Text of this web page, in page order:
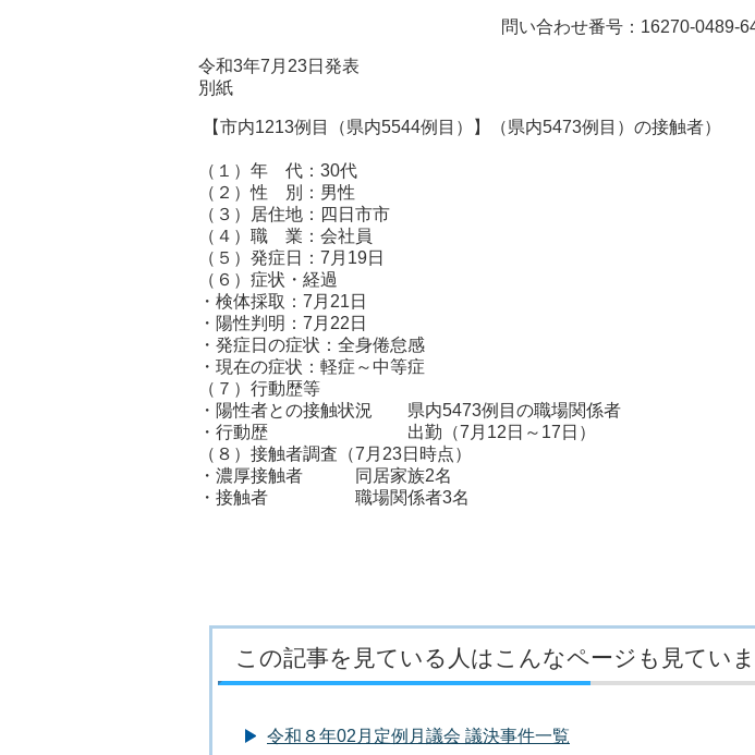
問い合わせ番号：16270-0489-
令和3年7月23日発表
別紙
【市内1213例目（県内5544例目）】（県内5473例目）の接触者）
（１）年 代：30代
（２）性 別：男性
（３）居住地：四日市市
（４）職 業：会社員
（５）発症日：7月19日
（６）症状・経過
・検体採取：7月21日
・陽性判明：7月22日
・発症日の症状：全身倦怠感
・現在の症状：軽症～中等症
（７）行動歴等
・陽性者との接触状況 県内5473例目の職場関係者
・行動歴 出勤（7月12日～17日）
（８）接触者調査（7月23日時点）
・濃厚接触者 同居家族2名
・接触者 職場関係者3名
この記事を見ている人はこんなページも見てい
令和８年02月定例月議会 議決事件一覧